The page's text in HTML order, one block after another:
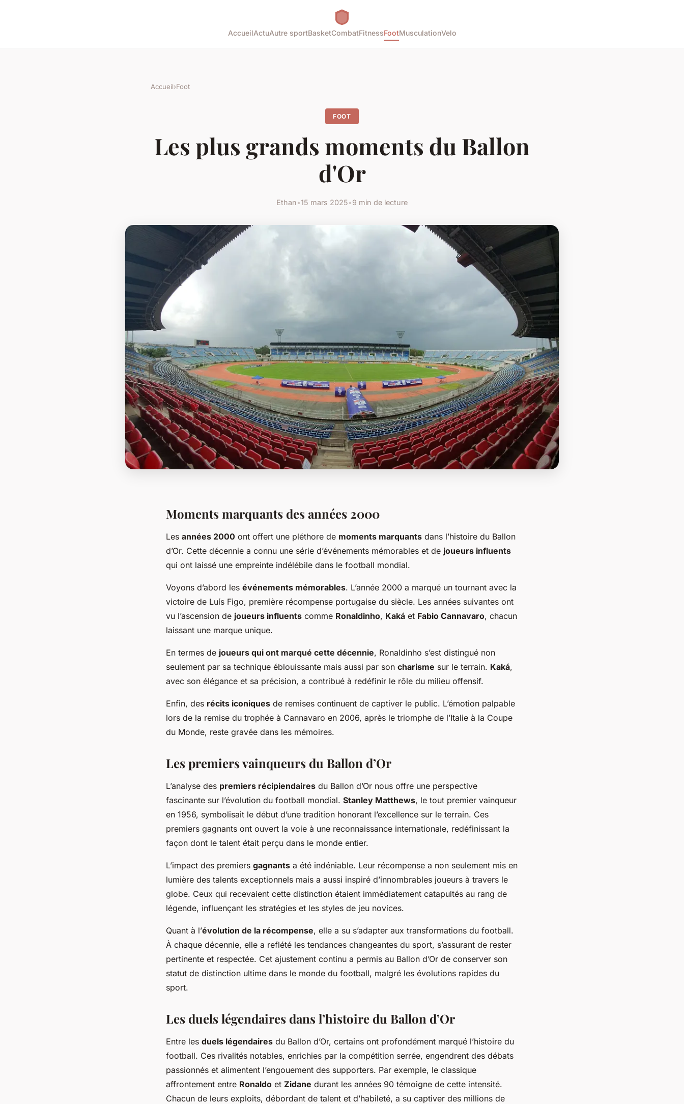
AccueilActuAutre sportBasketCombatFitnessFootMusculationVelo
Accueil›Foot
FOOT
Les plus grands moments du Ballon
d'Or
Ethan•15 mars 2025•9 min de lecture
Moments marquants des années 2000
Les années 2000 ont offert une pléthore de moments marquants dans l’histoire du Ballon
d’Or. Cette décennie a connu une série d’événements mémorables et de joueurs influents
qui ont laissé une empreinte indélébile dans le football mondial.
Voyons d’abord les événements mémorables. L’année 2000 a marqué un tournant avec la
victoire de Luís Figo, première récompense portugaise du siècle. Les années suivantes ont
vu l’ascension de joueurs influents comme Ronaldinho, Kaká et Fabio Cannavaro, chacun
laissant une marque unique.
En termes de joueurs qui ont marqué cette décennie, Ronaldinho s’est distingué non
seulement par sa technique éblouissante mais aussi par son charisme sur le terrain. Kaká,
avec son élégance et sa précision, a contribué à redéfinir le rôle du milieu offensif.
Enfin, des récits iconiques de remises continuent de captiver le public. L’émotion palpable
lors de la remise du trophée à Cannavaro en 2006, après le triomphe de l’Italie à la Coupe
du Monde, reste gravée dans les mémoires.
Les premiers vainqueurs du Ballon d’Or
L’analyse des premiers récipiendaires du Ballon d’Or nous offre une perspective
fascinante sur l’évolution du football mondial. Stanley Matthews, le tout premier vainqueur
en 1956, symbolisait le début d’une tradition honorant l’excellence sur le terrain. Ces
premiers gagnants ont ouvert la voie à une reconnaissance internationale, redéfinissant la
façon dont le talent était perçu dans le monde entier.
L’impact des premiers gagnants a été indéniable. Leur récompense a non seulement mis en
lumière des talents exceptionnels mais a aussi inspiré d’innombrables joueurs à travers le
globe. Ceux qui recevaient cette distinction étaient immédiatement catapultés au rang de
légende, influençant les stratégies et les styles de jeu novices.
Quant à l’évolution de la récompense, elle a su s’adapter aux transformations du football.
À chaque décennie, elle a reflété les tendances changeantes du sport, s’assurant de rester
pertinente et respectée. Cet ajustement continu a permis au Ballon d’Or de conserver son
statut de distinction ultime dans le monde du football, malgré les évolutions rapides du
sport.
Les duels légendaires dans l’histoire du Ballon d’Or
Entre les duels légendaires du Ballon d’Or, certains ont profondément marqué l’histoire du
football. Ces rivalités notables, enrichies par la compétition serrée, engendrent des débats
passionnés et alimentent l’engouement des supporters. Par exemple, le classique
affrontement entre Ronaldo et Zidane durant les années 90 témoigne de cette intensité.
Chacun de leurs exploits, débordant de talent et d’habileté, a su captiver des millions de